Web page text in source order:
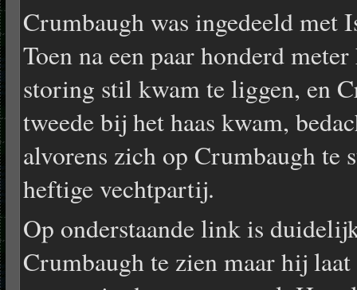
Crumbaugh was ingedeeld met
Toen na een paar honderd
storing stil kwam te liggen, en
tweede bij het haas kwam,
alvorens zich op Crumbaugh te
heftige vechtpartij.
Op onderstaande link is
Crumbaugh te zien maar hij